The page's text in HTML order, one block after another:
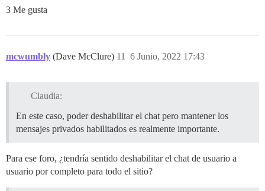
3 Me gusta
mcwumbly (Dave McClure) 6 Junio, 2022 17:43
11
Claudia:
En este caso, poder deshabilitar el chat pero mantener los
mensajes privados habilitados es realmente importante.
Para ese foro, ¿tendría sentido deshabilitar el chat de usuario a
usuario por completo para todo el sitio?